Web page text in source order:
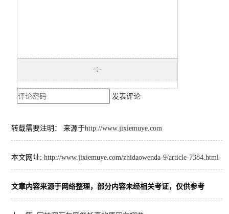
发表评论
转载需要注明： 来源于http://www.jixiemuye.com
本文网址: http://www.jixiemuye.com/zhidaowenda-9/article-7384.html
文章内容来源于网络整理，部分内容未经相关考证，仅供参考